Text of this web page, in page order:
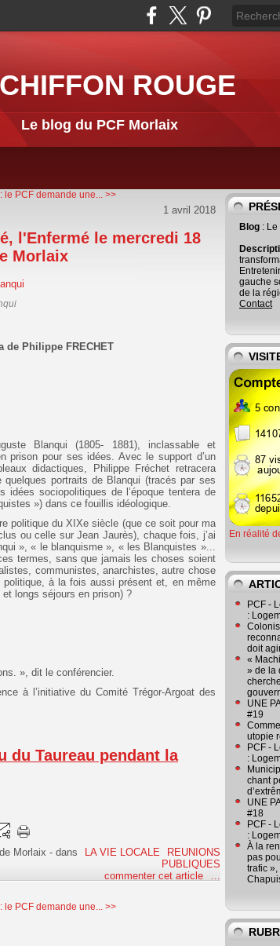
ROUGE
Le blog du PCF Morlaix
le PCF demande une... >>
1 avril 2018
l'Enfermé le mercredi 18
Morlaix
de Philippe FRECHET
Blanqui (1805- 1881), inclassable et
prison pour ses idées. Avec le support d’un
didactiques, Philippe Fréchet retracera
portraits de Blanqui (tracés par ses
sociopolitiques de l’époque tentera de
») dans ce fouillis idéologique.
politique du XIXe siècle (que ce soit pour ma
ou celle sur Jean Jaurès), chaque fois, j’ai
», « le blanquisme », « les Blanquistes »...
termes, sans que jamais les choses soient
communistes, anarchistes, autre chose
à la fois aussi présent et, en même
longs séjours en prison) ?
», dit le conférencier.
à l’initiative du Comité Trégor-Argoat des
du Taureau pendant la
Morlaix -dans LA VIE LOCALE
REUNIONS
PUBLIQUES
commenter cet article
…
le PCF demande une... >>
Blog :
gauche
de la
Contact
En réalité
PCF -
:
doit
«
» de la
UNE
#19
utopie
PCF -
:
chant
UNE
#18
PCF -
:
À la
pas
trafic